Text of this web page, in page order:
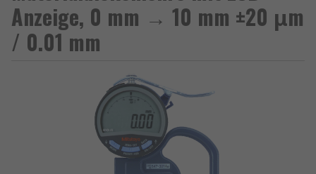
Anzeige, 0 mm → 10 mm ±20 μm
/ 0.01 mm